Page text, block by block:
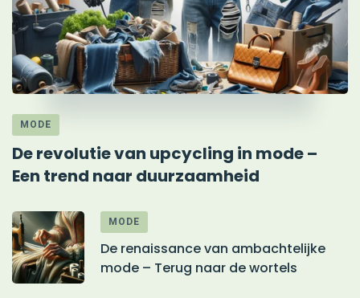
MODE
De revolutie van upcycling in mode –
Een trend naar duurzaamheid
MODE
De renaissance van ambachtelijke
mode – Terug naar de wortels